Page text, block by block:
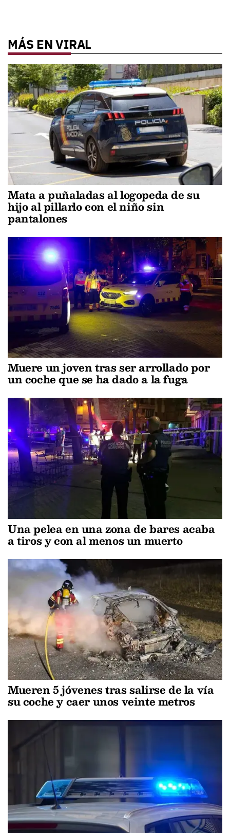
MÁS EN VIRAL
Mata a puñaladas al logopeda de su
hijo al pillarlo con el niño sin
pantalones
Muere un joven tras ser arrollado por
un coche que se ha dado a la fuga
Una pelea en una zona de bares acaba
a tiros y con al menos un muerto
Mueren 5 jóvenes tras salirse de la vía
su coche y caer unos veinte metros